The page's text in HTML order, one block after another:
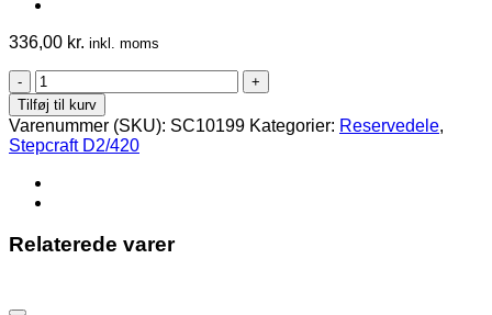
336,00 kr. inkl. moms
Linear
Track
Y-
axis
420
antal
Tilføj til kurv
Varenummer (SKU): SC10199 Kategorier: Reservedele,
Stepcraft D2/420
Relaterede varer